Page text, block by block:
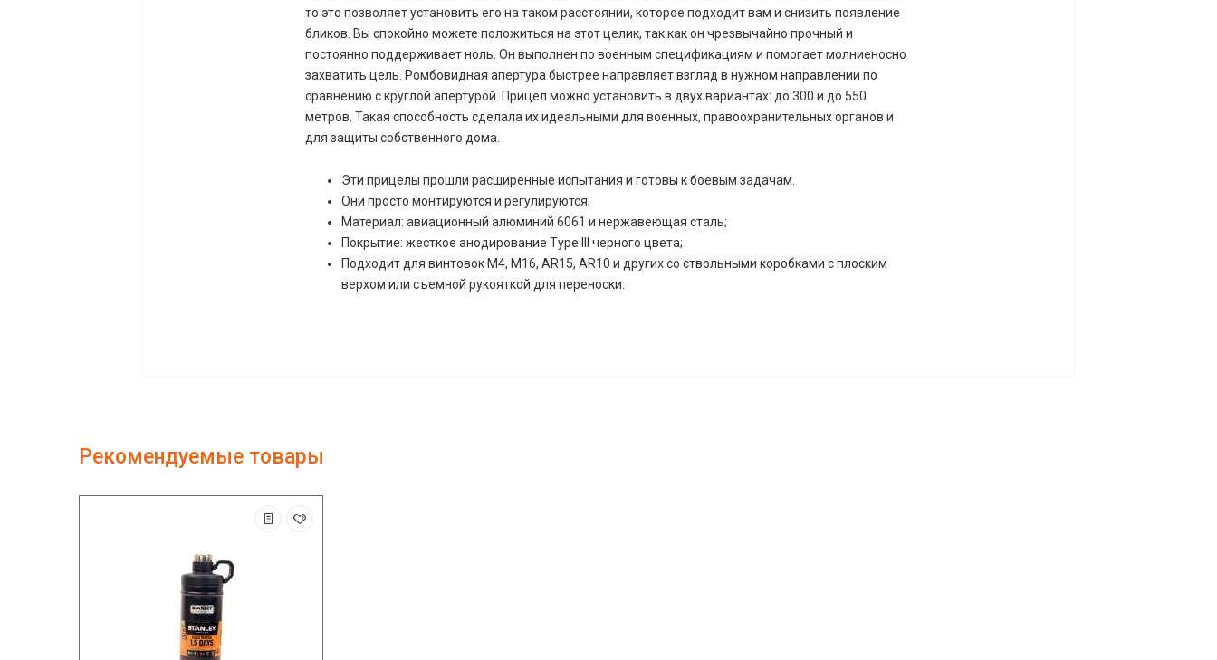
то это позволяет установить его на таком расстоянии, которое подходит вам и снизить появление
бликов. Вы спокойно можете положиться на этот целик, так как он чрезвычайно прочный и
постоянно поддерживает ноль. Он выполнен по военным спецификациям и помогает молниеносно
захватить цель. Ромбовидная апертура быстрее направляет взгляд в нужном направлении по
сравнению с круглой апертурой. Прицел можно установить в двух вариантах: до 300 и до 550
метров. Такая способность сделала их идеальными для военных, правоохранительных органов и
для защиты собственного дома.
Эти прицелы прошли расширенные испытания и готовы к боевым задачам.
Они просто монтируются и регулируются;
Материал: авиационный алюминий 6061 и нержавеющая сталь;
Покрытие: жесткое анодирование Type III черного цвета;
Подходит для винтовок M4, M16, AR15, AR10 и других со ствольными коробками с плоским
верхом или съемной рукояткой для переноски.
Рекомендуемые товары